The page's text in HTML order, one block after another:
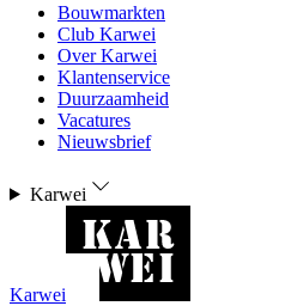
Bouwmarkten
Club Karwei
Over Karwei
Klantenservice
Duurzaamheid
Vacatures
Nieuwsbrief
Karwei
Karwei